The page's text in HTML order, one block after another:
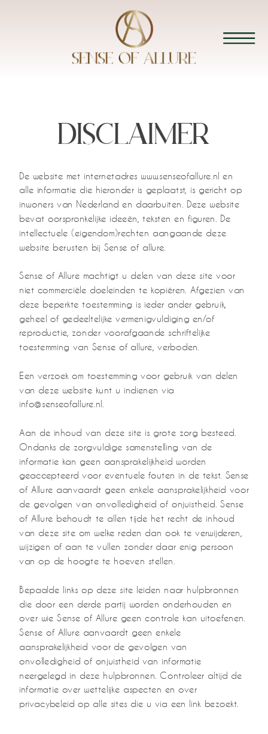
De website met internetadres www.senseofallure.nl en
alle informatie die hieronder is geplaatst, is gericht op
inwoners van Nederland en daarbuiten. Deze website
bevat oorspronkelijke ideeën, teksten en figuren. De
intellectuele (eigendom)rechten aangaande deze
website berusten bij Sense of allure.
Sense of Allure machtigt u delen van deze site voor
niet commerciële doeleinden te kopiëren. Afgezien van
deze beperkte toestemming is ieder ander gebruik,
geheel of gedeeltelijke vermenigvuldiging en/of
reproductie, zonder voorafgaande schriftelijke
toestemming van Sense of allure, verboden.
Een verzoek om toestemming voor gebruik van delen
van deze website kunt u indienen via
info@senseofallure.nl.
Aan de inhoud van deze site is grote zorg besteed.
Ondanks de zorgvuldige samenstelling van de
informatie kan geen aansprakelijkheid worden
geaccepteerd voor eventuele fouten in de tekst. Sense
of Allure aanvaardt geen enkele aansprakelijkheid voor
de gevolgen van onvolledigheid of onjuistheid. Sense
of Allure behoudt te allen tijde het recht de inhoud
van deze site om welke reden dan ook te verwijderen,
wijzigen of aan te vullen zonder daar enig persoon
van op de hoogte te hoeven stellen.
Bepaalde links op deze site leiden naar hulpbronnen
die door een derde partij worden onderhouden en
over wie Sense of Allure geen controle kan uitoefenen.
Sense of Allure aanvaardt geen enkele
aansprakelijkheid voor de gevolgen van
onvolledigheid of onjuistheid van informatie
neergelegd in deze hulpbronnen. Controleer altijd de
informatie over wettelijke aspecten en over
privacybeleid op alle sites die u via een link bezoekt.
DISCLAIMER